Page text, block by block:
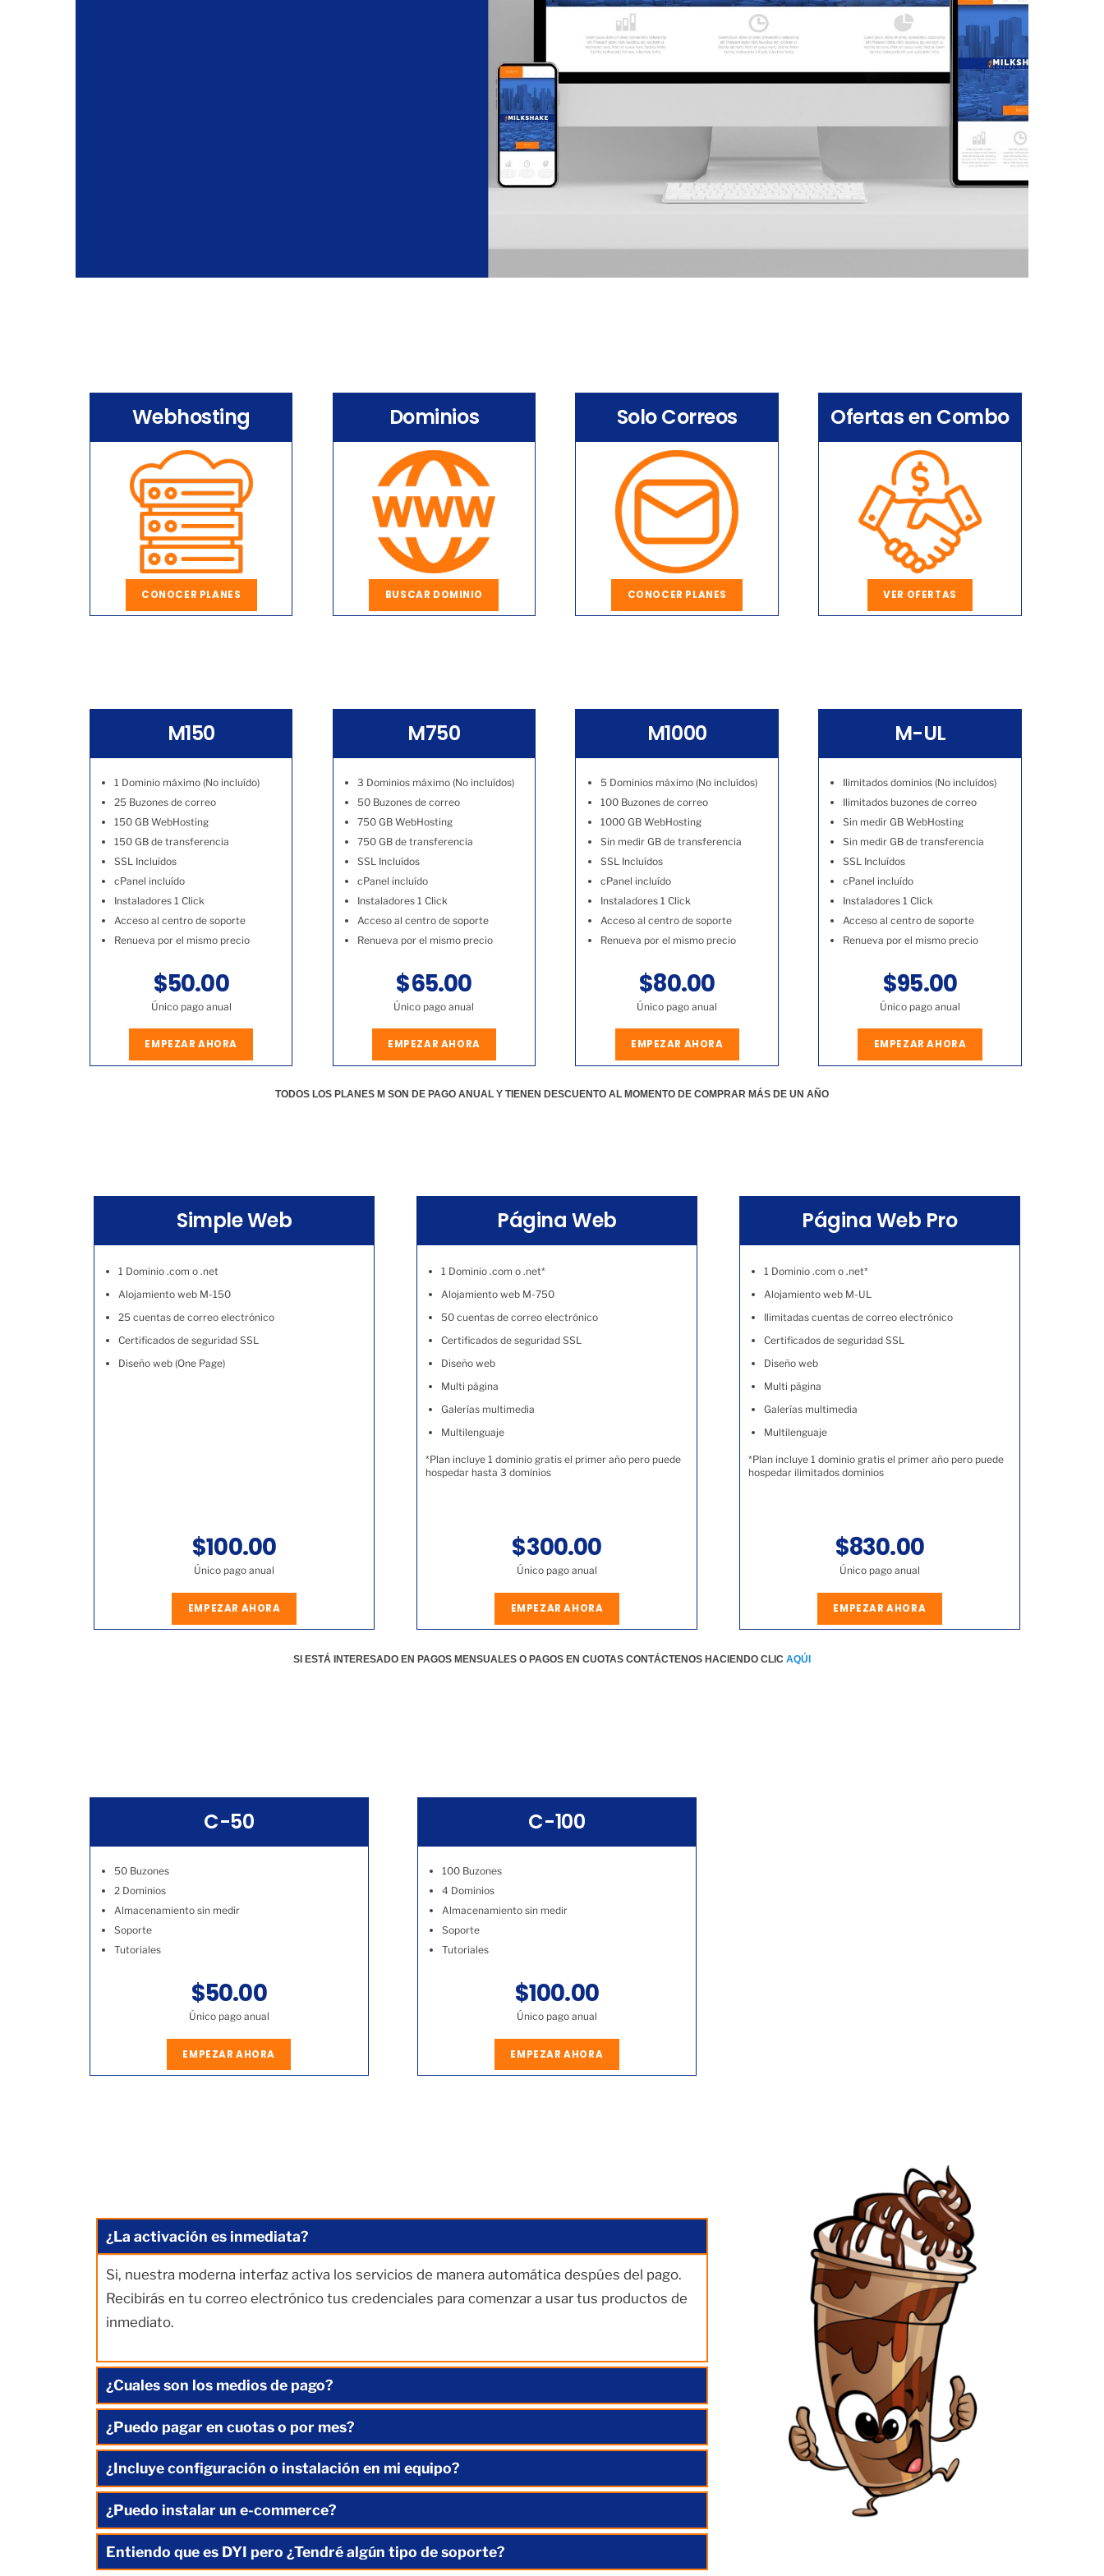
Webhosting
CONOCER PLANES
Dominios
BUSCAR DOMINIO
Solo Correos
CONOCER PLANES
Ofertas en Combo
VER OFERTAS
M150
1 Dominio máximo (No incluído)
25 Buzones de correo
150 GB WebHosting
150 GB de transferencia
SSL Incluídos
cPanel incluído
Instaladores 1 Click
Acceso al centro de soporte
Renueva por el mismo precio
$50.00
Único pago anual
EMPEZAR AHORA
M750
3 Dominios máximo (No incluídos)
50 Buzones de correo
750 GB WebHosting
750 GB de transferencia
SSL Incluídos
cPanel incluído
Instaladores 1 Click
Acceso al centro de soporte
Renueva por el mismo precio
$65.00
Único pago anual
EMPEZAR AHORA
M1000
5 Dominios máximo (No incluídos)
100 Buzones de correo
1000 GB WebHosting
Sin medir GB de transferencia
SSL Incluídos
cPanel incluído
Instaladores 1 Click
Acceso al centro de soporte
Renueva por el mismo precio
$80.00
Único pago anual
EMPEZAR AHORA
M-UL
Ilimitados dominios (No incluídos)
Ilimitados buzones de correo
Sin medir GB WebHosting
Sin medir GB de transferencia
SSL Incluídos
cPanel incluído
Instaladores 1 Click
Acceso al centro de soporte
Renueva por el mismo precio
$95.00
Único pago anual
EMPEZAR AHORA
TODOS LOS PLANES M SON DE PAGO ANUAL Y TIENEN DESCUENTO AL MOMENTO DE COMPRAR MÁS DE UN AÑO
Simple Web
1 Dominio .com o .net
Alojamiento web M-150
25 cuentas de correo electrónico
Certificados de seguridad SSL
Diseño web (One Page)
$100.00
Único pago anual
EMPEZAR AHORA
Página Web
1 Dominio .com o .net*
Alojamiento web M-750
50 cuentas de correo electrónico
Certificados de seguridad SSL
Diseño web
Multi página
Galerías multimedia
Multilenguaje
*Plan incluye 1 dominio gratis el primer año pero puede
hospedar hasta 3 dominios
$300.00
Único pago anual
EMPEZAR AHORA
Página Web Pro
1 Dominio .com o .net*
Alojamiento web M-UL
Ilimitadas cuentas de correo electrónico
Certificados de seguridad SSL
Diseño web
Multi página
Galerías multimedia
Multilenguaje
*Plan incluye 1 dominio gratis el primer año pero puede
hospedar ilimitados dominios
$830.00
Único pago anual
EMPEZAR AHORA
SI ESTÁ INTERESADO EN PAGOS MENSUALES O PAGOS EN CUOTAS CONTÁCTENOS HACIENDO CLIC AQÚI
C-50
50 Buzones
2 Dominios
Almacenamiento sin medir
Soporte
Tutoriales
$50.00
Único pago anual
EMPEZAR AHORA
C-100
100 Buzones
4 Dominios
Almacenamiento sin medir
Soporte
Tutoriales
$100.00
Único pago anual
EMPEZAR AHORA
¿La activación es inmediata?
Si, nuestra moderna interfaz activa los servicios de manera automática despúes del pago.
Recibirás en tu correo electrónico tus credenciales para comenzar a usar tus productos de
inmediato.
¿Cuales son los medios de pago?
¿Puedo pagar en cuotas o por mes?
¿Incluye configuración o instalación en mi equipo?
¿Puedo instalar un e-commerce?
Entiendo que es DYI pero ¿Tendré algún tipo de soporte?